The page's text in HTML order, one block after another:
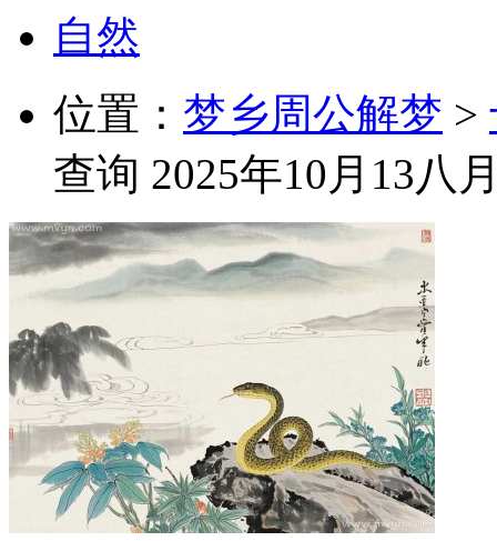
自然
位置： 梦乡周公解梦 >
查询 2025年10月13八